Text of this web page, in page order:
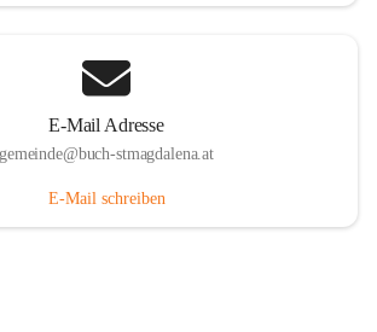
E-Mail Adresse
gemeinde@buch-stmagdalena.at
E-Mail schreiben